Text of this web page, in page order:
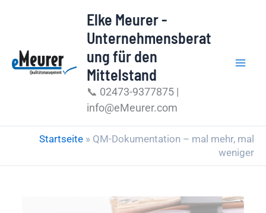
Elke Meurer -
Unternehmensberat
ung für den
Mittelstand
📞 02473-9377875 |
info@eMeurer.com
Startseite » QM-Dokumentation – mal mehr, mal
weniger